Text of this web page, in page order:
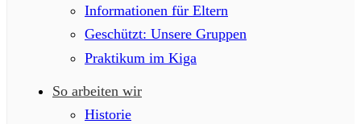
Informationen für Eltern
Geschützt: Unsere Gruppen
Praktikum im Kiga
So arbeiten wir
Historie